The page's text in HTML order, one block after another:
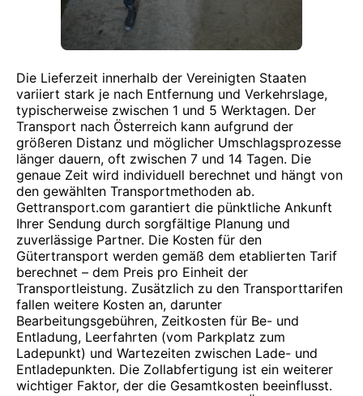
Die Lieferzeit innerhalb der Vereinigten Staaten
variiert stark je nach Entfernung und Verkehrslage,
typischerweise zwischen 1 und 5 Werktagen. Der
Transport nach Österreich kann aufgrund der
größeren Distanz und möglicher Umschlagsprozesse
länger dauern, oft zwischen 7 und 14 Tagen. Die
genaue Zeit wird individuell berechnet und hängt von
den gewählten Transportmethoden ab.
Gettransport.com garantiert die pünktliche Ankunft
Ihrer Sendung durch sorgfältige Planung und
zuverlässige Partner. Die Kosten für den
Gütertransport werden gemäß dem etablierten Tarif
berechnet – dem Preis pro Einheit der
Transportleistung. Zusätzlich zu den Transporttarifen
fallen weitere Kosten an, darunter
Bearbeitungsgebühren, Zeitkosten für Be- und
Entladung, Leerfahrten (vom Parkplatz zum
Ladepunkt) und Wartezeiten zwischen Lade- und
Entladepunkten. Die Zollabfertigung ist ein weiterer
wichtiger Faktor, der die Gesamtkosten beeinflusst.